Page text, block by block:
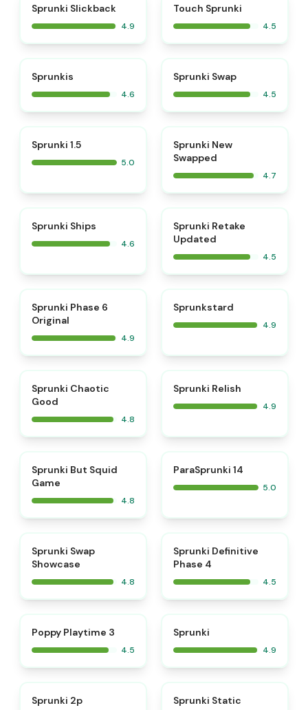
Sprunki Slickback
4.9
Touch Sprunki
4.5
Sprunkis
4.6
Sprunki Swap
4.5
Sprunki 1.5
5.0
Sprunki New
Swapped
4.7
Sprunki Ships
4.6
Sprunki Retake
Updated
4.5
Sprunki Phase 6
Original
4.9
Sprunkstard
4.9
Sprunki Chaotic
Good
4.8
Sprunki Relish
4.9
Sprunki But Squid
Game
4.8
ParaSprunki 14
5.0
Sprunki Swap
Showcase
4.8
Sprunki Definitive
Phase 4
4.5
Poppy Playtime 3
4.5
Sprunki
4.9
Sprunki 2p Sprunki Static